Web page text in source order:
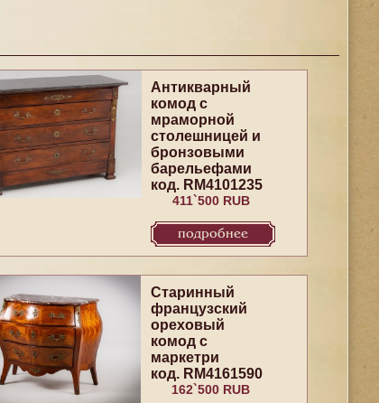
Антикварный
комод с
мраморной
столешницей и
бронзовыми
барельефами
код. RM4101235
411`500 RUB
подробнее
Старинный
французский
ореховый
комод с
маркетри
код. RM4161590
162`500 RUB